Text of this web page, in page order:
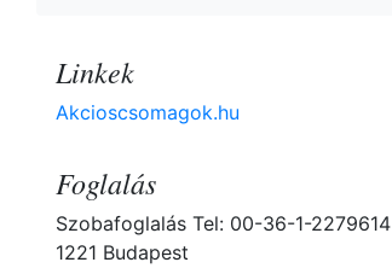
Linkek
Akcioscsomagok.hu
Foglalás
Szobafoglalás Tel: 00-36-1-2279614
1221 Budapest